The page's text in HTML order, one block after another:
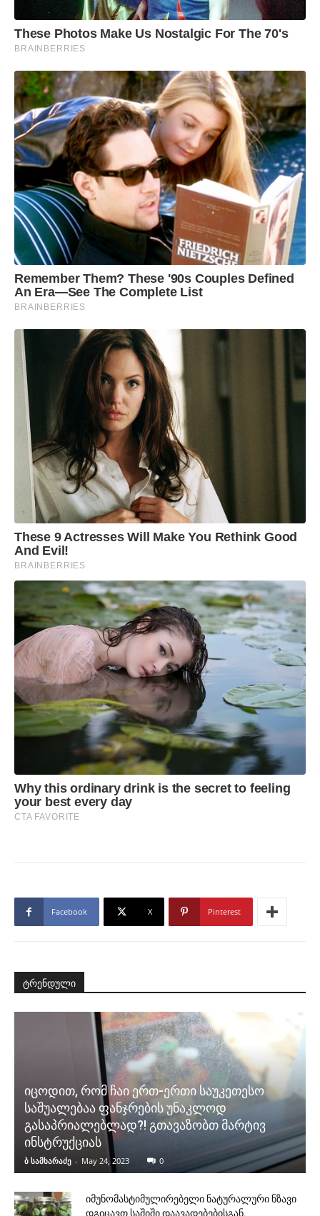
Facebook X Pinterest
ტრენდული
იცოდით, რომ ჩაი ერთ-ერთი საუკეთესო
საშუალებაა ფანჯრების უნაკლოდ
გასაპრიალებლად?! გთავაზობთ მარტივ
ინსტრუქციას
ბ სამხარაძე - May 24, 2023 0
იმუნომასტიმულირებელი ნატურალური ნზავი
დგიცავთ საშიში დაავადებებისგან.